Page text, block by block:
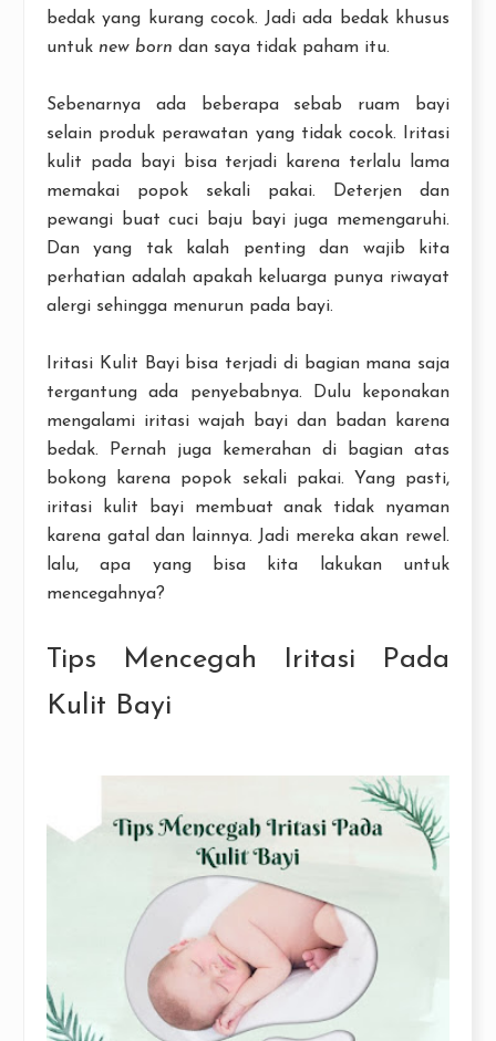
bedak yang kurang cocok. Jadi ada bedak khusus
untuk new born dan saya tidak paham itu.
Sebenarnya ada beberapa sebab ruam bayi
selain produk perawatan yang tidak cocok. Iritasi
kulit pada bayi bisa terjadi karena terlalu lama
memakai popok sekali pakai. Deterjen dan
pewangi buat cuci baju bayi juga memengaruhi.
Dan yang tak kalah penting dan wajib kita
perhatian adalah apakah keluarga punya riwayat
alergi sehingga menurun pada bayi.
Iritasi Kulit Bayi bisa terjadi di bagian mana saja
tergantung ada penyebabnya. Dulu keponakan
mengalami iritasi wajah bayi dan badan karena
bedak. Pernah juga kemerahan di bagian atas
bokong karena popok sekali pakai. Yang pasti,
iritasi kulit bayi membuat anak tidak nyaman
karena gatal dan lainnya. Jadi mereka akan rewel.
lalu, apa yang bisa kita lakukan untuk
mencegahnya?
Tips Mencegah Iritasi Pada
Kulit Bayi